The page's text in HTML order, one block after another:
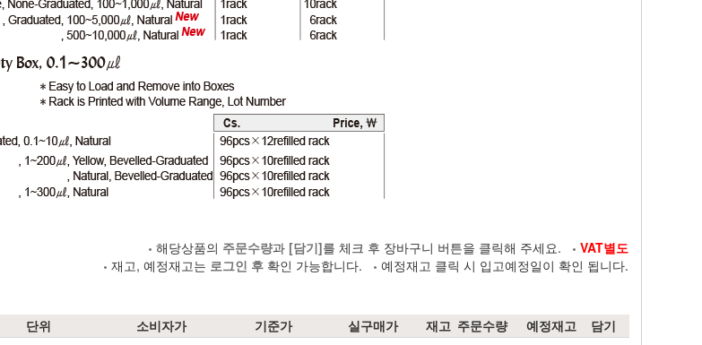
해당상품의 주문수량과 [담기]를 체크 후 장바구니 버튼을 클릭해 주세요.
VAT별도
재고, 예정재고는 로그인 후확인 가능합니다. 예정재고 클릭 시 입고예정일이 확인 됩니다.
단위 소비자가 기준가 실구매가 재고 주문수량 예정재고
담기